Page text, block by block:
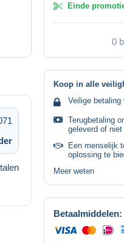
Einde
0
Koop in alle
Veilige betaling
Terugbetaling
geleverd of
Een menselijk
oplossing te
Meer weten
Betaalmiddelen: